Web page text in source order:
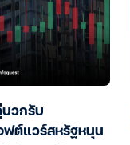
บวกรับ
ต์แวร์สหรัฐหนุน